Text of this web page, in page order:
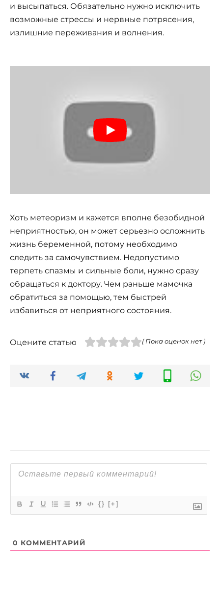
и высыпаться. Обязательно нужно исключить
возможные стрессы и нервные потрясения,
излишние переживания и волнения.
Хоть метеоризм и кажется вполне безобидной
неприятностью, он может серьезно осложнить
жизнь беременной, потому необходимо
следить за самочувствием. Недопустимо
терпеть спазмы и сильные боли, нужно сразу
обращаться к доктору. Чем раньше мамочка
обратиться за помощью, тем быстрей
избавиться от неприятного состояния.
Оцените статью ( Пока оценок нет )
{} [+]
0 КОММЕНТАРИЙ